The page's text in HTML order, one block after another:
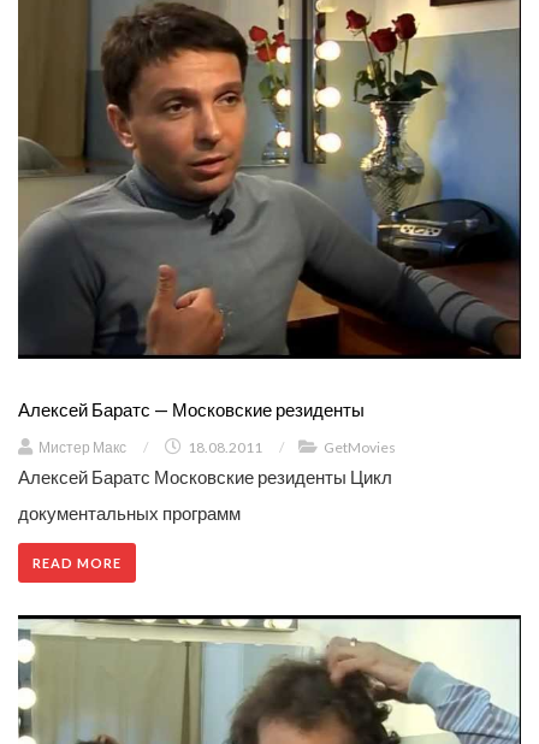
Алексей Баратс — Московские резиденты
Мистер Макс / 18.08.2011 / GetMovies
Алексей Баратс Московские резиденты Цикл
документальных программ
READ MORE